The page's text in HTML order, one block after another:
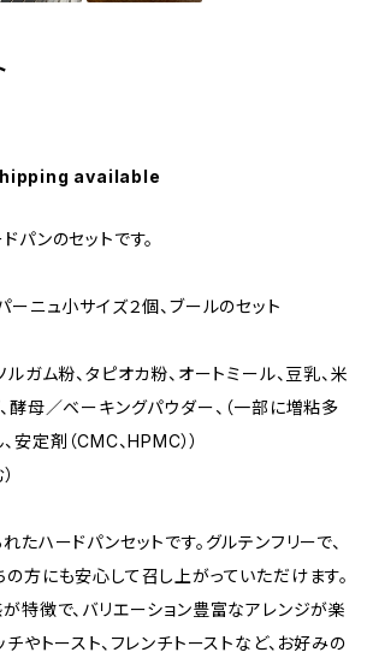
available
パンのセットです。
ーニュ小サイズ２個、ブールのセット
ルガム粉、タピオカ粉、オートミール、豆乳、米
酵母／ベーキングパウダー、（一部に増粘多
安定剤（CMC、HPMC））
たハードパンセットです。グルテンフリーで、
方にも安心して召し上がっていただけます。
特徴で、バリエーション豊富なアレンジが楽
チやトースト、フレンチトーストなど、お好みの